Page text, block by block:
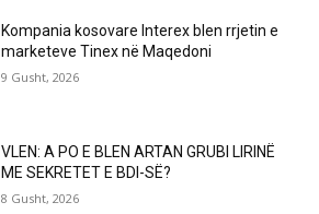
Kompania kosovare Interex blen rrjetin e
marketeve Tinex në Maqedoni
9 Gusht, 2026
VLEN: A PO E BLEN ARTAN GRUBI LIRINË
ME SEKRETET E BDI-SË?
8 Gusht, 2026